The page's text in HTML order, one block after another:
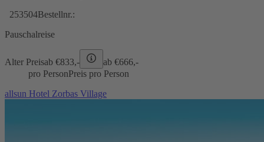
253504Bestellnr.:
Pauschalreise
Alter Preisab €833,- ab €666,-
pro PersonPreis pro Person
allsun Hotel Zorbas Village